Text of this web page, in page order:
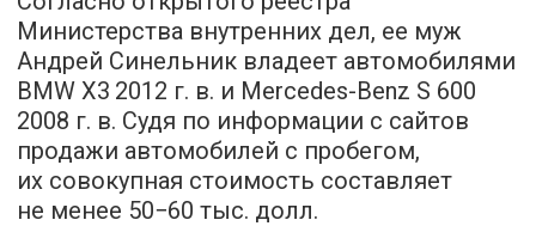
Министерства внутренних дел, ее муж
Андрей Синельник владеет автомобилями
BMW X3 2012 г. в. и Mercedes-Benz S 600
2008 г. в. Судя по информации с сайтов
продажи автомобилей с пробегом,
их совокупная стоимость составляет
не менее 50−60 тыс. долл.